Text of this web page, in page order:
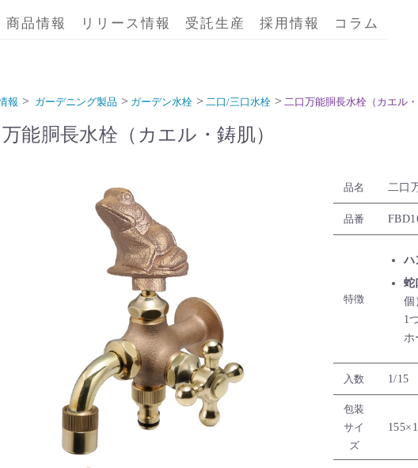
活製作所
商品情報 リリース情報 受託生産 採用情報 コラム
報 ガーデニング製品 ガーデン水栓 二口/三口水栓 二口万能胴長水栓（カエル・
能胴長水栓（カエル・鋳肌）
品名 二口
品番
特徴
ハ
蛇
個
1
ホ
入数 1/15
包装
サイ
ズ